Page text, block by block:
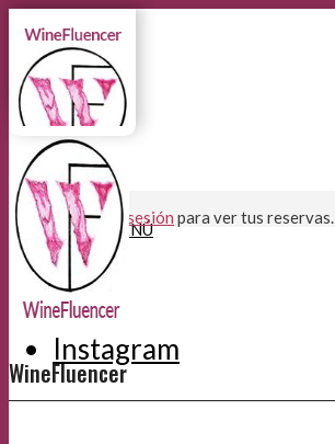
MENÚ MENÚ
Instagram
Por favor,inicia sesión para ver tus reservas.
WineFluencer